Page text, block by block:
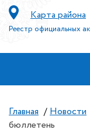
Карта района
Реестр официальных
Главная / Новости
бюллетень